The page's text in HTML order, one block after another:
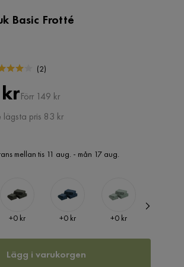
Basic Frotté
(2)
Pris
Original
Pris
Förr 149 kr
lägsta pris 83 kr
mellan tis 11 aug. - mån 17 aug.
Pris
+0 kr Pris
+0 kr Pris
+0 kr
Lägg i varukorgen